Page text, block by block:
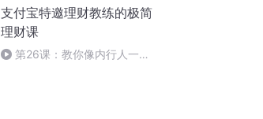
支付宝特邀理财教练的极简
理财课
第26课：教你像内行人一样